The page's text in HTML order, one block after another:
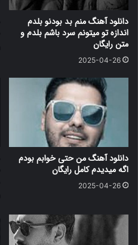
دانلود آهنگ منم بد بودنو بلدم
اندازه تو میتونم سرد باشم بلدم و
متن رایگان
2025-04-26
دانلود آهنگ من حتی خوابم بودم
اگه میدیدم کامل رایگان
2025-04-26